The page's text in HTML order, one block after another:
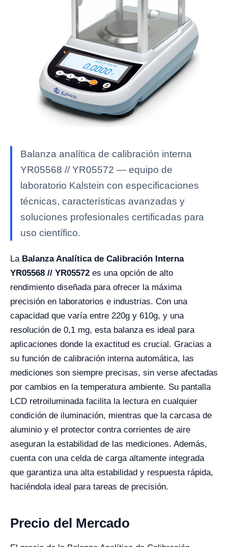
Balanza analítica de calibración interna
YR05568 // YR05572 — equipo de
laboratorio Kalstein con especificaciones
técnicas, características avanzadas y
soluciones profesionales certificadas para
uso científico.
La Balanza Analítica de Calibración Interna
YR05568 // YR05572 es una opción de alto
rendimiento diseñada para ofrecer la máxima
precisión en laboratorios e industrias. Con una
capacidad que varía entre 220g y 610g, y una
resolución de 0,1 mg, esta balanza es ideal para
aplicaciones donde la exactitud es crucial. Gracias a
su función de calibración interna automática, las
mediciones son siempre precisas, sin verse afectadas
por cambios en la temperatura ambiente. Su pantalla
LCD retroiluminada facilita la lectura en cualquier
condición de iluminación, mientras que la carcasa de
aluminio y el protector contra corrientes de aire
aseguran la estabilidad de las mediciones. Además,
cuenta con una celda de carga altamente integrada
que garantiza una alta estabilidad y respuesta rápida,
haciéndola ideal para tareas de precisión.
Precio del Mercado